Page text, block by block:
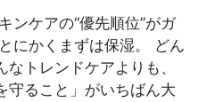
ンケアの“優先順位”がガ
にかくまずは保湿。 どん
トレンドケアよりも、
守ること」がいちばん大